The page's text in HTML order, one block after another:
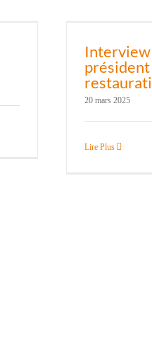
Interview
président
20 mars 2025
Lire Plus